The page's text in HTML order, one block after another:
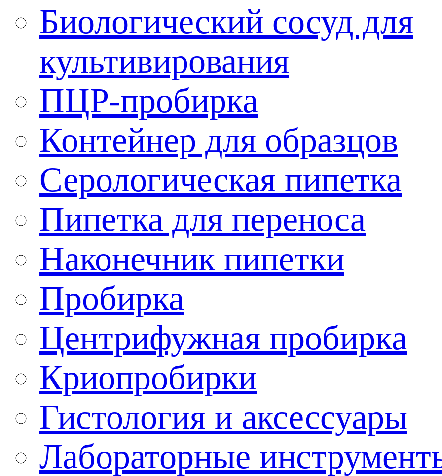
Биологический сосуд для
культивирования
ПЦР-пробирка
Контейнер для образцов
Серологическая пипетка
Пипетка для переноса
Наконечник пипетки
Пробирка
Центрифужная пробирка
Криопробирки
Гистология и аксессуары
Лабораторные